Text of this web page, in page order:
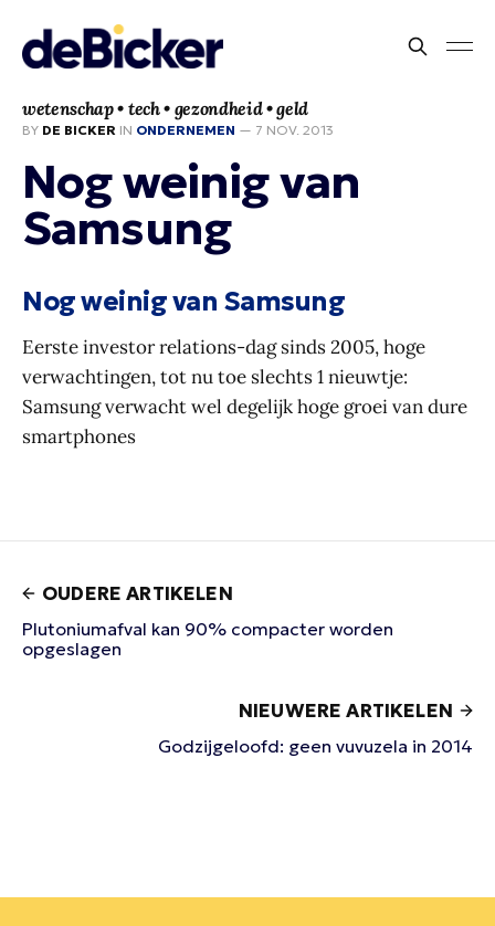
wetenschap • tech • gezondheid • geld
BY DE BICKER IN ONDERNEMEN — 7 NOV. 2013
Nog weinig van
Samsung
Nog weinig van Samsung
Eerste investor relations-dag sinds 2005, hoge
verwachtingen, tot nu toe slechts 1 nieuwtje:
Samsung verwacht wel degelijk hoge groei van dure
smartphones
OUDERE ARTIKELEN
Plutoniumafval kan 90% compacter worden
opgeslagen
NIEUWERE ARTIKELEN
Godzijgeloofd: geen vuvuzela in 2014